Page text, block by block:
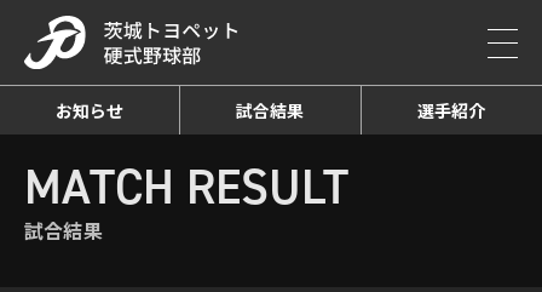
お知らせ 試合結果 選手紹介
MATCH RESULT 試合結果詳細
MATCH RESULT
試合結果